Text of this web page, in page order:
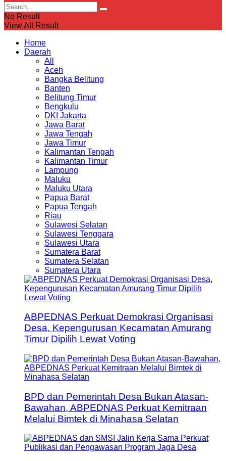
No Result
View All Result
Home
Daerah
All
Aceh
Bangka Belitung
Banten
Belitung Timur
Bengkulu
DKI Jakarta
Jawa Barat
Jawa Tengah
Jawa Timur
Kalimantan Tengah
Kalimantan Timur
Lampung
Maluku
Maluku Utara
Papua Barat
Papua Tengah
Riau
Sulawesi Selatan
Sulawesi Tenggara
Sulawesi Utara
Sumatera Barat
Sumatera Selatan
Sumatera Utara
ABPEDNAS Perkuat Demokrasi Organisasi
Desa, Kepengurusan Kecamatan Amurang
Timur Dipilih Lewat Voting
BPD dan Pemerintah Desa Bukan Atasan-
Bawahan, ABPEDNAS Perkuat Kemitraan
Melalui Bimtek di Minahasa Selatan